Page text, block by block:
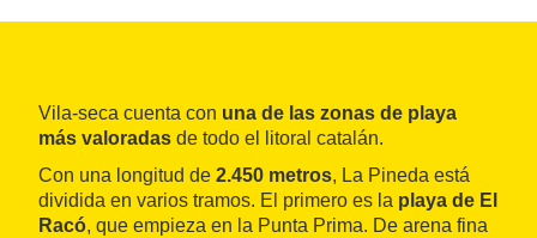
Vila-seca cuenta con una de las zonas de playa
más valoradas de todo el litoral catalán.
Con una longitud de 2.450 metros, La Pineda está
dividida en varios tramos. El primero es la playa de El
Racó, que empieza en la Punta Prima. De arena fina